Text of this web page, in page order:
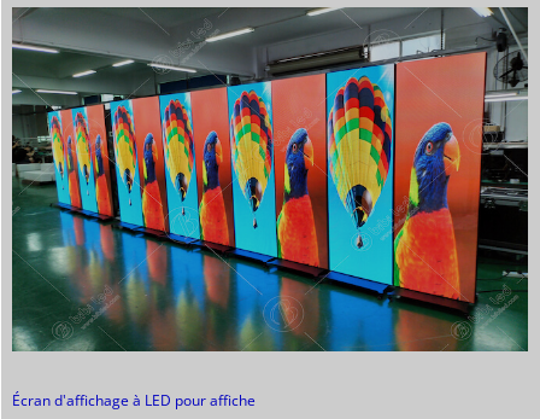
Écran d'affichage à LED pour affiche